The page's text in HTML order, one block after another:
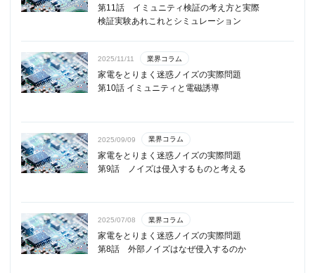
第11話 イミュニティ検証の考え方と実際
検証実験あれこれとシミュレーション
2025/11/11 業界コラム
家電をとりまく迷惑ノイズの実際問題
第10話 イミュニティと電磁誘導
2025/09/09 業界コラム
家電をとりまく迷惑ノイズの実際問題
第9話 ノイズは侵入するものと考える
2025/07/08 業界コラム
家電をとりまく迷惑ノイズの実際問題
第8話 外部ノイズはなぜ侵入するのか